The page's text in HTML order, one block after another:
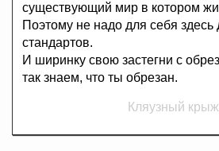
существующий мир в котором
Поэтому не надо для себя
стандартов.
И ширинку свою застегни с
так знаем, что ты обрезан.
Кляузный